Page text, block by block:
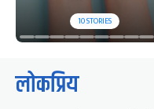
10STORIES
लोकप्रिय